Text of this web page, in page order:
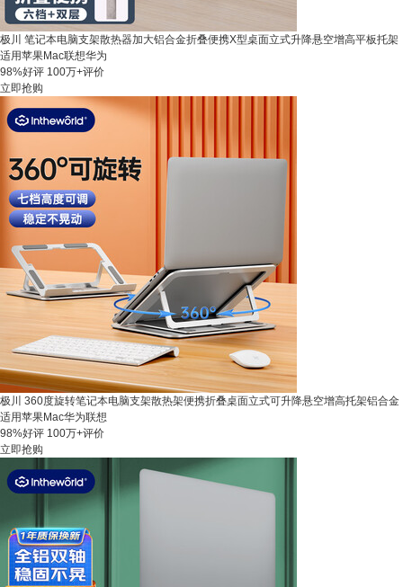
极川 笔记本电脑支架散热器加大铝合金折叠便携X型桌面立式升降悬空增高平板托架
适用苹果Mac联想华为
98%好评 100万+评价
立即抢购
极川 360度旋转笔记本电脑支架散热架便携折叠桌面立式可升降悬空增高托架铝合金
适用苹果Mac华为联想
98%好评 100万+评价
立即抢购